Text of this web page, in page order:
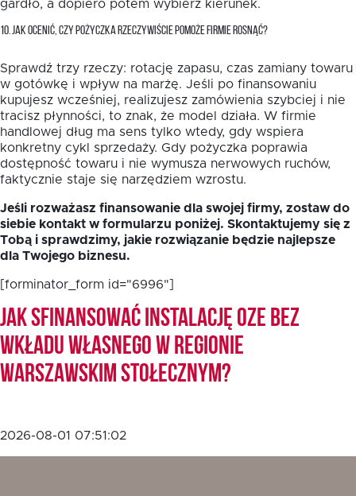
gardło, a dopiero potem wybierz kierunek.
10. JAK OCENIĆ, CZY POŻYCZKA RZECZYWIŚCIE POMOŻE FIRMIE ROSNĄĆ?
Sprawdź trzy rzeczy: rotację zapasu, czas zamiany towaru
w gotówkę i wpływ na marżę. Jeśli po finansowaniu
kupujesz wcześniej, realizujesz zamówienia szybciej i nie
tracisz płynności, to znak, że model działa. W firmie
handlowej dług ma sens tylko wtedy, gdy wspiera
konkretny cykl sprzedaży. Gdy pożyczka poprawia
dostępność towaru i nie wymusza nerwowych ruchów,
faktycznie staje się narzędziem wzrostu.
Jeśli rozważasz finansowanie dla swojej firmy, zostaw do
siebie kontakt w formularzu poniżej. Skontaktujemy się z
Tobą i sprawdzimy, jakie rozwiązanie będzie najlepsze
dla Twojego biznesu.
[forminator_form id="6996"]
Jak sfinansować instalację OZE bez
wkładu własnego w Regionie
Warszawskim Stołecznym?
2026-08-01 07:51:02